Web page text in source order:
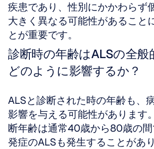
疾患であり、性別にかかわらず
大きく異なる可能性があること
とが重要です。
診断時の年齢はALSの全般
どのように影響するか？
ALSと診断された時の年齢も、
影響を与える可能性があります
断年齢は通常40歳から80歳の
発症のALSも発生することがあり